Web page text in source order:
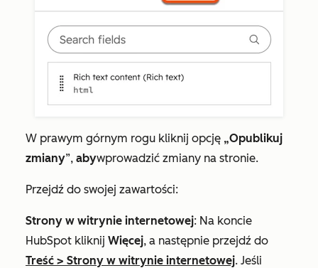
W prawym górnym rogu kliknij opcję „Opublikuj
zmiany”, abywprowadzić zmiany na stronie.
Przejdź do swojej zawartości:
Strony w witrynie internetowej: Na koncie
HubSpot kliknij Więcej, a następnie przejdź do
Treść > Strony w witrynie internetowej. Jeśli